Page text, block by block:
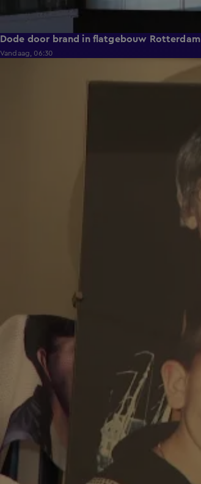
Dode door brand in flatgebouw Rotterdam
Vandaag, 06:30